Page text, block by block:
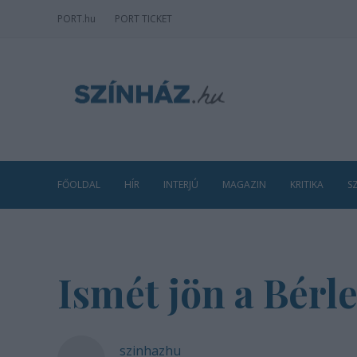
PORT.hu PORT TICKET
FŐOLDAL HÍR INTERJÚ MAGAZIN KRITIKA
Ismét jön a
szinhazhu